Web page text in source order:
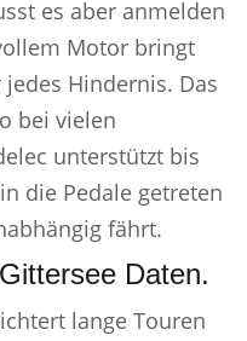
es aber anmelden
Motor bringt
Hindernis. Das
bei vielen
unterstützt bis
die Pedale getreten
fährt.
Daten.
lange Touren